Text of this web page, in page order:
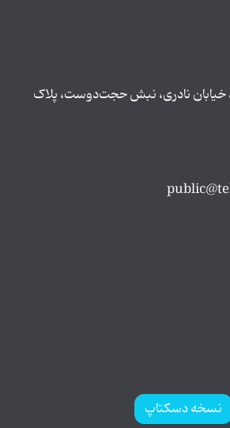
خیابان نادری، نبش حجت‌دوست، پلاک
نسخه دسکتاپ